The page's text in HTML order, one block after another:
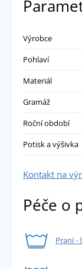
Marie
Pěkná
příjemný
přidáno
Eva
Mikina
Výrobce
Pohlaví
Materiál
Gramáž
Roční období
Potisk a výšivka
Kontakt na
Péče o
Praní -